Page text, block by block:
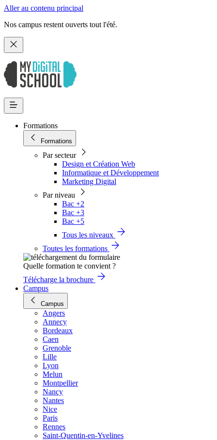
Aller au contenu principal
Nos campus restent ouverts tout l'été.
Formations
Formations
Par secteur
Design et Création Web
Informatique et Développement
Marketing Digital
Par niveau
Bac +2
Bac +3
Bac +5
Tous les niveaux
Toutes les formations
Quelle formation te convient ?
Télécharge la brochure
Campus
Campus
Angers
Annecy
Bordeaux
Caen
Grenoble
Lille
Lyon
Melun
Montpellier
Nancy
Nantes
Nice
Paris
Rennes
Saint-Quentin-en-Yvelines